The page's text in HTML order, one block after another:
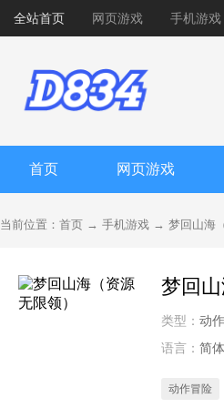
全站首页 网页游戏 手机游戏
首页 网页游戏
当前位置： 首页 → 手机游戏 → 梦回山海
梦回山
类型： 动
语言： 简
动作冒险